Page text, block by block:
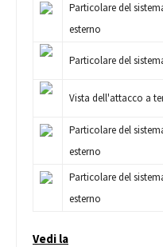
Particolare del
esterno
Particolare del
Vista dell'attacco a
Particolare del
esterno
Particolare del
esterno
Vedi la